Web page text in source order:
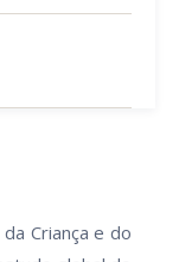
Criança e do